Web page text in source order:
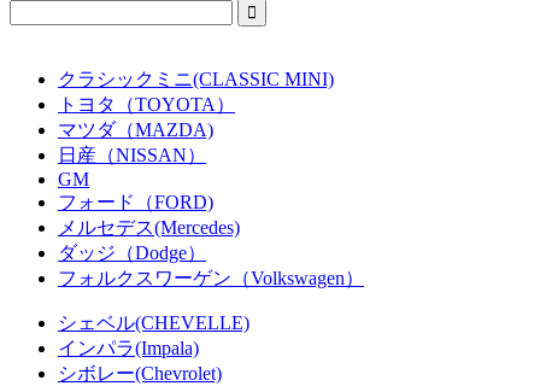
クラシックミニ(CLASSIC MINI)
トヨタ（TOYOTA）
マツダ（MAZDA)
日産（NISSAN）
GM
フォード（FORD)
メルセデス(Mercedes)
ダッジ（Dodge）
フォルクスワーゲン（Volkswagen）
シェベル(CHEVELLE)
インパラ(Impala)
シボレー(Chevrolet)